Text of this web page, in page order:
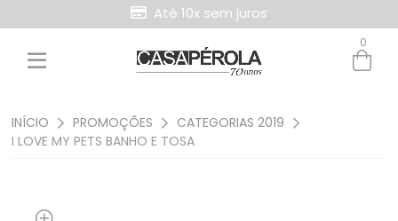
Até 10x sem juros
0
INÍCIO PROMOÇÕES
CATEGORIAS 2019
I LOVE MY PETS BANHO E TOSA